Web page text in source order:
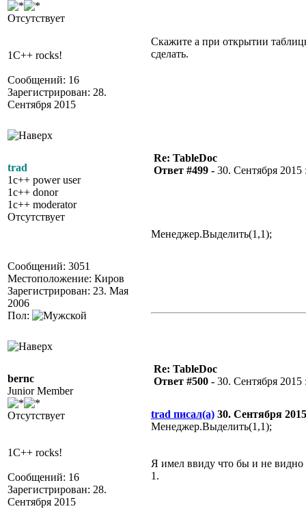
Отсутствует
1C++ rocks!
Сообщений: 16
Зарегистрирован: 28.
Сентября 2015
Скажите а при открытии
сделать.
trad
1c++ power user
1c++ donor
1c++ moderator
Отсутствует
Сообщений: 3051
Местоположение: Киров
Зарегистрирован: 23. Мая
2006
Пол:
Re: TableDoc
Ответ #499 - 30. Сентября 2015
Менеджер.Выделить(1,1);
bernc
Junior Member
Отсутствует
1C++ rocks!
Сообщений: 16
Зарегистрирован: 28.
Сентября 2015
Re: TableDoc
Ответ #500 - 30. Сентября 2015
trad писал(а) 30. Сентября
Менеджер.Выделить(1,1);
Я имел ввиду что бы и не
1.